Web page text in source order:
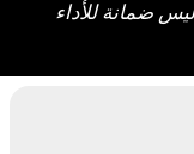
ضمانة للأداء